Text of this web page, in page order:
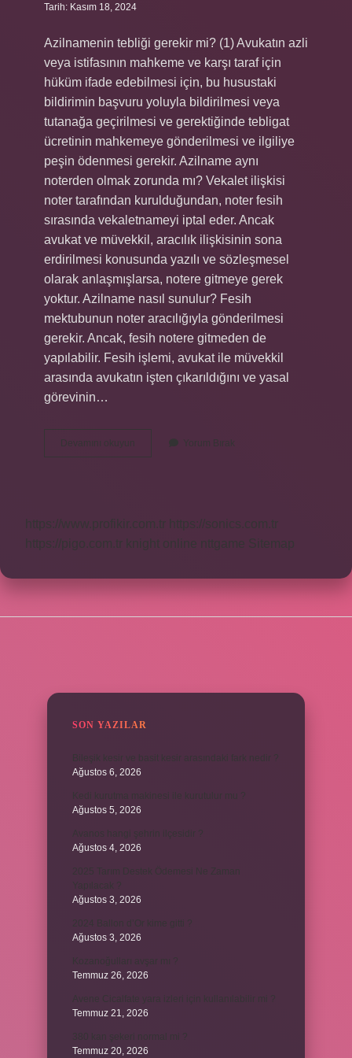
Tarih: Kasım 18, 2024
Azilnamenin tebliği gerekir mi? (1) Avukatın azli
veya istifasının mahkeme ve karşı taraf için
hüküm ifade edebilmesi için, bu husustaki
bildirimin başvuru yoluyla bildirilmesi veya
tutanağa geçirilmesi ve gerektiğinde tebligat
ücretinin mahkemeye gönderilmesi ve ilgiliye
peşin ödenmesi gerekir. Azilname aynı
noterden olmak zorunda mı? Vekalet ilişkisi
noter tarafından kurulduğundan, noter fesih
sırasında vekaletnameyi iptal eder. Ancak
avukat ve müvekkil, aracılık ilişkisinin sona
erdirilmesi konusunda yazılı ve sözleşmesel
olarak anlaşmışlarsa, notere gitmeye gerek
yoktur. Azilname nasıl sunulur? Fesih
mektubunun noter aracılığıyla gönderilmesi
gerekir. Ancak, fesih notere gitmeden de
yapılabilir. Fesih işlemi, avukat ile müvekkil
arasında avukatın işten çıkarıldığını ve yasal
görevinin…
Devamını okuyun Azilname
Nasıl
Yorum Bırak
https://www.profikir.com.tr https://sonics.com.tr
https://pigo.com.tr knight online nttgame Sitemap
SON YAZILAR
Bileşik kesir ve basit kesir arasındaki fark nedir ?
Ağustos 6, 2026
Kedi kurutma makinesi ile kurutulur mu ?
Ağustos 5, 2026
Avanos hangi şehrin ilçesidir ?
Ağustos 4, 2026
2025 Tarım Destek Ödemesi Ne Zaman
Yapılacak ?
Ağustos 3, 2026
2024 Ballon d’Or kime gitti ?
Ağustos 3, 2026
Temmuz 26, 2026
Avene Cicalfate yara izleri için kullanılabilir mi ?
Temmuz 21, 2026
Temmuz 20, 2026